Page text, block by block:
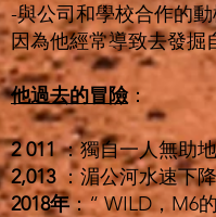
-與公司和學校合作的
因為他經常導致去發掘
他過去的冒險：
2 011：獨自一人無助
2,013：湄公河水速下
2018年：“ WILD，M6